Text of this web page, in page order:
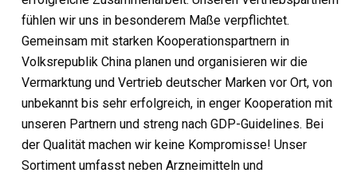
fühlen wir uns in besonderem Maße verpflichtet.
Gemeinsam mit starken Kooperationspartnern in
Volksrepublik China planen und organisieren wir die
Vermarktung und Vertrieb deutscher Marken vor Ort, von
unbekannt bis sehr erfolgreich, in enger Kooperation mit
unseren Partnern und streng nach GDP-Guidelines. Bei
der Qualität machen wir keine Kompromisse! Unser
Sortiment umfasst neben Arzneimitteln und